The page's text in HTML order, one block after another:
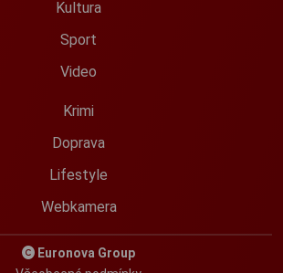
Kultura
Sport
Video
Krimi
Doprava
Lifestyle
Webkamera
Euronova Group